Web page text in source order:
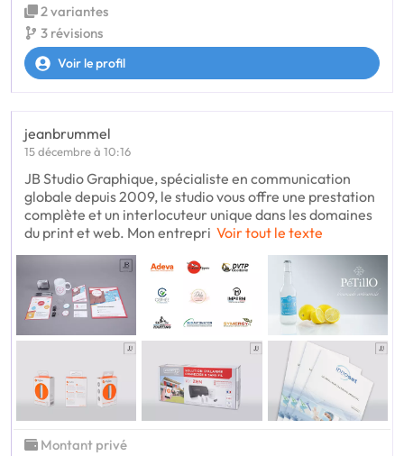
2 variantes
3 révisions
Voir le profil
jeanbrummel
15 décembre à 10:16
JB Studio Graphique, spécialiste en communication
globale depuis 2009, le studio vous offre une prestation
complète et un interlocuteur unique dans les domaines
du print et web. Mon entrepri Voir tout le texte
Montant privé